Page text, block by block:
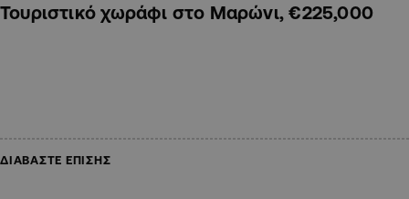
Τουριστικό χωράφι στο Μαρώνι, €225,000
ΔΙΑΒΑΣΤΕ ΕΠΙΣΗΣ